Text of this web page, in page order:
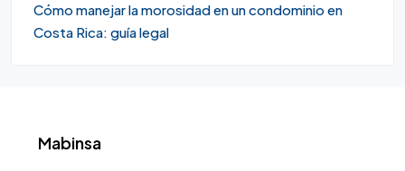
Cómo manejar la morosidad en un condominio en
Costa Rica: guía legal
Mabinsa